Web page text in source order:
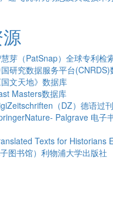
芽（PatSnap）全球专利检
研究数据服务平台(CNRDS)
国文天地》数据库
Masters数据库
（DZ）德语过
Palgrave 电子
Texts for Historians
图书馆）利物浦大学出版社